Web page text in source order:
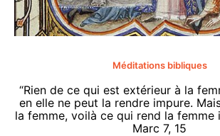
Méditations bibliques
“Rien de ce qui est extérieur à la
en elle ne peut la rendre impure.
la femme, voilà ce qui rend la femme
Marc 7, 15